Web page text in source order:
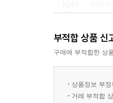
“남편이 사라졌어
24층과 26층 사
것이다. 같은 아
직감하고 조사에
책들에서 찾을 수
- 양윤옥 (번역가)
하루키가 썼을
부적합 상품 신
구매에 부적합한 상
상품정보 부
거래 부적합